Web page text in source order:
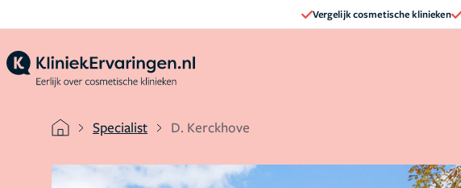
Vergelijk cosmetische klinieken
Specialist D. Kerckhove